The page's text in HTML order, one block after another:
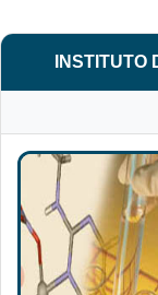
INSTITUTO